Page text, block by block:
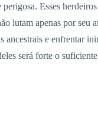
Esses
lutam apenas por
e enfrentar
será forte o